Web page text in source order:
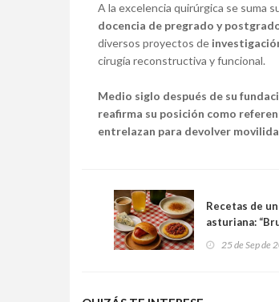
A la excelencia quirúrgica se suma
docencia de pregrado y
diversos proyectos de
cirugía reconstructiva y funcional.
Medio siglo después de su
reafirma su posición como
entrelazan para devolver
Recetas de
asturiana:
asturianu (un
moderno col
25 de Sep de